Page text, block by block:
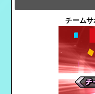
チーム